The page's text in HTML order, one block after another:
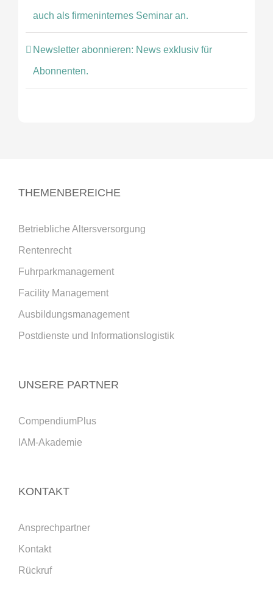
auch als firmeninternes Seminar an.
Newsletter abonnieren: News exklusiv für
Abonnenten.
THEMENBEREICHE
Betriebliche Altersversorgung
Rentenrecht
Fuhrparkmanagement
Facility Management
Ausbildungsmanagement
Postdienste und Informationslogistik
UNSERE PARTNER
CompendiumPlus
IAM-Akademie
KONTAKT
Ansprechpartner
Kontakt
Rückruf